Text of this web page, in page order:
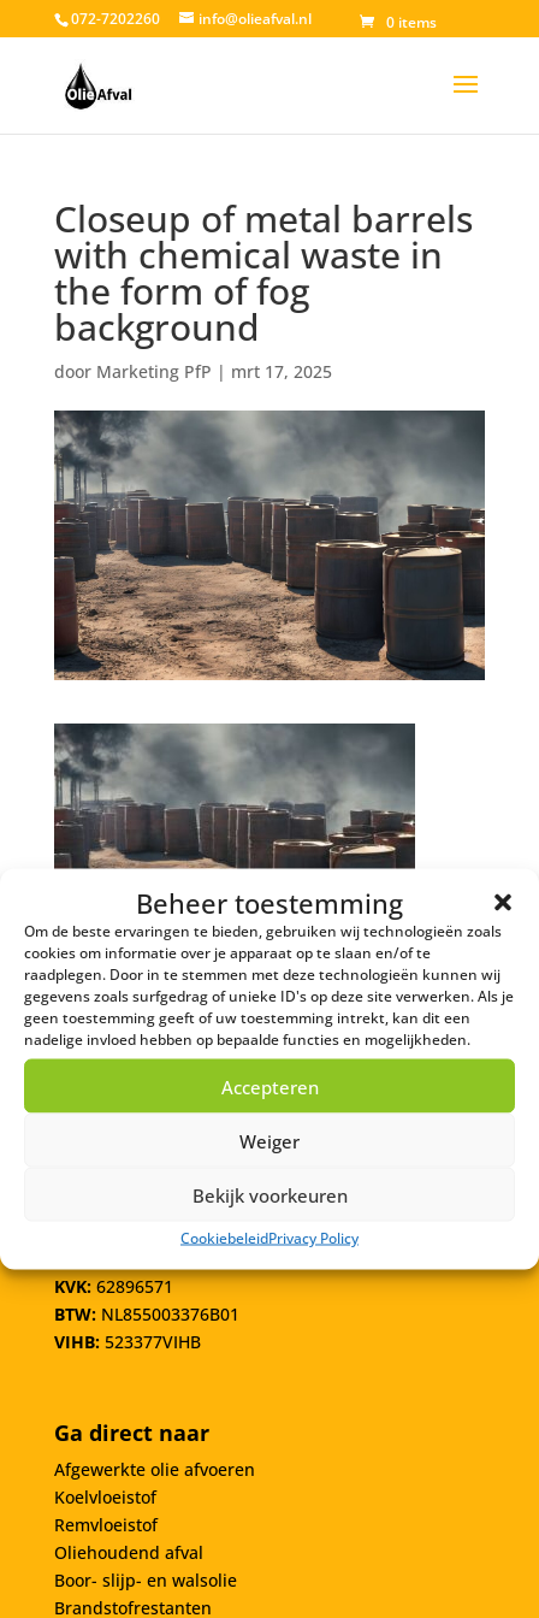
Beheer toestemming
Om de beste ervaringen te bieden, gebruiken wij technologieën zoals
cookies om informatie over je apparaat op te slaan en/of te
raadplegen. Door in te stemmen met deze technologieën kunnen wij
gegevens zoals surfgedrag of unieke ID's op deze site verwerken. Als je
geen toestemming geeft of uw toestemming intrekt, kan dit een
nadelige invloed hebben op bepaalde functies en mogelijkheden.
Accepteren
Weiger
Bekijk voorkeuren
CookiebeleidPrivacy Policy
072-7202260 info@olieafval.nl 0 items
Closeup of metal barrels
with chemical waste in
the form of fog
background
door Marketing PfP | mrt 17, 2025
Heeft u een vraag of kunnen wij helpen bij het
plaatsen van een opdracht? Bel of mail ons en wij
KVK:62896571
BTW: NL855003376B01
VIHB:523377VIHB
Ga direct naar
Afgewerkte olie afvoeren
Koelvloeistof
Remvloeistof
Oliehoudend afval
Boor- slijp- en walsolie
Brandstofrestanten